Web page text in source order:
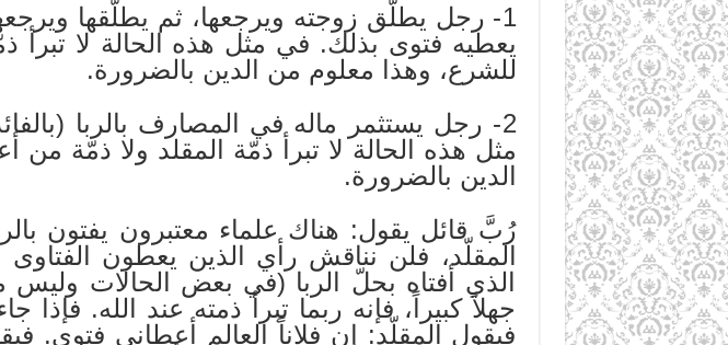
1- رجل يطلّق زوجته ويرجعها، ثم يطلّقها
يعطيه فتوى بذلك. في مثل هذه الحالة لا تبرأ
للشرع، وهذا معلوم من الدين بالضرورة.
2- رجل يستثمر ماله في المصارف بالربا
مثل هذه الحالة لا تبرأ ذمّة المقلد ولا ذمّة
الدين بالضرورة.
رُبَّ قائل يقول: هناك علماء معتبرون يفتون
المقلّد، فلن نناقش رأي الذين يعطون
الذي أفتاه بحلّ الربا (في بعض الحالات وليس
جهلاً كبيراً، فإنه ربما تبرأ ذمته عند الله.
فيقول المقلّد: إن فلاناً العالم أعطاني فتوى.